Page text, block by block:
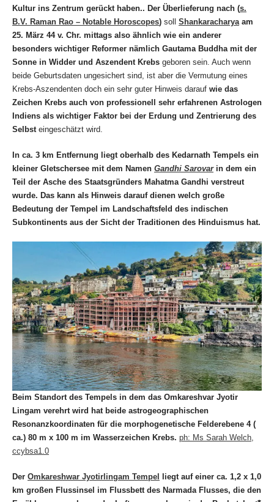
Kultur ins Zentrum gerückt haben.. Der Überlieferung nach (s.
B.V. Raman Rao – Notable Horoscopes) soll Shankaracharya am
25. März 44 v. Chr. mittags also ähnlich wie ein anderer
besonders wichtiger Reformer nämlich Gautama Buddha mit der
Sonne in Widder und Aszendent Krebs geboren sein. Auch wenn
beide Geburtsdaten ungesichert sind, ist aber die Vermutung eines
Krebs-Aszendenten doch ein sehr guter Hinweis darauf wie das
Zeichen Krebs auch von professionell sehr erfahrenen Astrologen
Indiens als wichtiger Faktor bei der Erdung und Zentrierung des
Selbst eingeschätzt wird.
In ca. 3 km Entfernung liegt oberhalb des Kedarnath Tempels ein
kleiner Gletschersee mit dem Namen Gandhi Sarovarin dem ein
Teil der Asche des Staatsgründers Mahatma Gandhi verstreut
wurde. Das kann als Hinweis darauf dienen welch große
Bedeutung der Tempel im Landschaftsfeld des indischen
Subkontinents aus der Sicht der Traditionen des Hinduismus hat.
Beim Standort des Tempels in dem das Omkareshvar Jyotir
Lingam verehrt wird hat beide astrogeographischen
Resonanzkoordinaten für die morphogenetische Felderebene 4 (
ca.) 80 m x 100 m im Wasserzeichen Krebs. ph: Ms Sarah Welch,
ccybsa1.0
Der Omkareshwar Jyotirlingam Tempel liegt auf einer ca. 1,2 x 1,0
km großen Flussinsel im Flussbett des Narmada Flusses, die den